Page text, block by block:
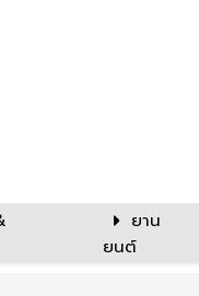
ยาน
ยนต์